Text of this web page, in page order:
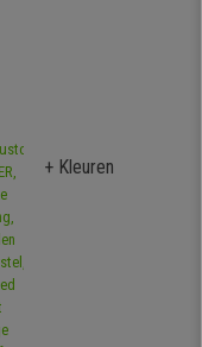
+ Kleuren